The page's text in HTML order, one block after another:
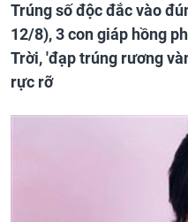
Trúng số độc đắc vào
12/8), 3 con giáp hồng
Trời, 'đạp trúng rương
rực rỡ